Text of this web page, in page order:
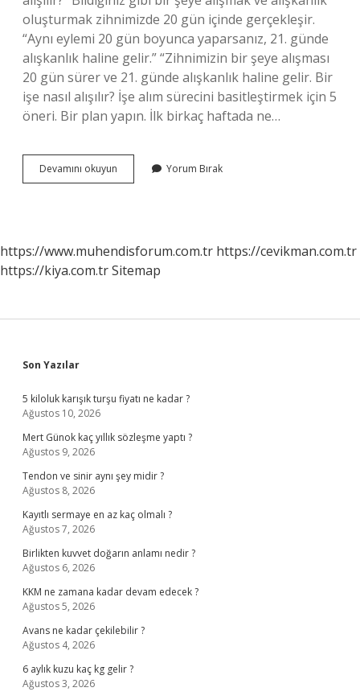
oluşturmak zihnimizde 20 gün içinde gerçekleşir.
“Aynı eylemi 20 gün boyunca yaparsanız, 21. günde
alışkanlık haline gelir.” “Zihnimizin bir şeye alışması
20 gün sürer ve 21. günde alışkanlık haline gelir. Bir
işe nasıl alışılır? İşe alım sürecini basitleştirmek için 5
öneri. Bir plan yapın. İlk birkaç haftada ne…
Devamını okuyun
Işe
Yorum Bırak
https://www.muhendisforum.com.tr https://cevikman.com.tr
https://kiya.com.trSitemap
Sidebar
Son Yazılar
5 kiloluk karışık turşu fiyatı ne kadar ?
Ağustos 10, 2026
Mert Günok kaç yıllık sözleşme yaptı ?
Ağustos 9, 2026
Tendon ve sinir aynı şey midir ?
Ağustos 8, 2026
Kayıtlı sermaye en az kaç olmalı ?
Ağustos 7, 2026
Birlikten kuvvet doğarın anlamı nedir ?
Ağustos 6, 2026
KKM ne zamana kadar devam edecek ?
Ağustos 5, 2026
Avans ne kadar çekilebilir ?
Ağustos 4, 2026
6 aylık kuzu kaç kg gelir ?
Ağustos 3, 2026